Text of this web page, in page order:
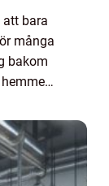
bara
många
bakom